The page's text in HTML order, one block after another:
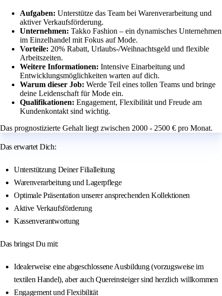
Aufgaben: Unterstütze das Team bei Warenverarbeitung und
aktiver Verkaufsförderung.
Unternehmen: Takko Fashion – ein dynamisches Unternehmen
im Einzelhandel mit Fokus auf Mode.
Vorteile: 20% Rabatt, Urlaubs-/Weihnachtsgeld und flexible
Arbeitszeiten.
Weitere Informationen: Intensive Einarbeitung und
Entwicklungsmöglichkeiten warten auf dich.
Warum dieser Job: Werde Teil eines tollen Teams und bringe
deine Leidenschaft für Mode ein.
Qualifikationen: Engagement, Flexibilität und Freude am
Kundenkontakt sind wichtig.
Das prognostizierte Gehalt liegt zwischen 2000 - 2500 € pro Monat.
Das erwartet Dich:
Unterstützung Deiner Filialleitung
Warenverarbeitung und Lagerpflege
Optimale Präsentation unserer ansprechenden Kollektionen
Aktive Verkaufsförderung
Kassenverantwortung
Das bringst Du mit:
Idealerweise eine abgeschlossene Ausbildung (vorzugsweise im
textilen Handel), aber auch Quereinsteiger sind herzlich willkommen
Engagement und Flexibilität